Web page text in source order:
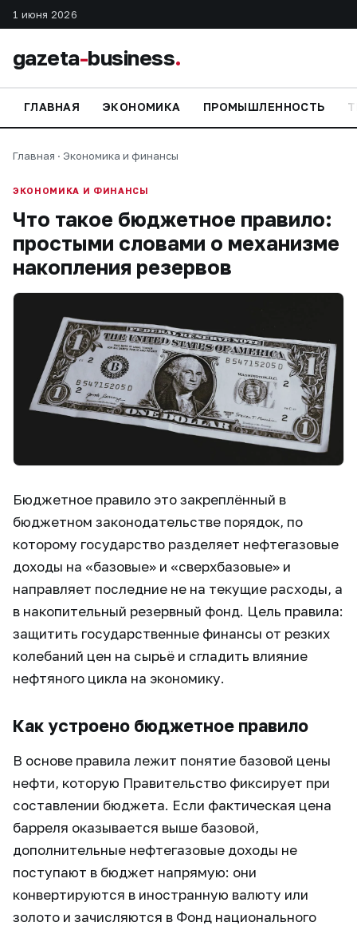
1 июня 2026
gazeta-business.
ГЛАВНАЯ ЭКОНОМИКА ПРОМЫШЛЕННОСТЬ
Главная · Экономика и финансы
ЭКОНОМИКА И ФИНАНСЫ
Что такое бюджетное правило:
простыми словами о механизме
накопления резервов
Бюджетное правило это закреплённый в
бюджетном законодательстве порядок, по
которому государство разделяет нефтегазовые
доходы на «базовые» и «сверхбазовые» и
направляет последние не на текущие расходы, а
в накопительный резервный фонд. Цель правила:
защитить государственные финансы от резких
колебаний цен на сырьё и сгладить влияние
нефтяного цикла на экономику.
Как устроено бюджетное правило
В основе правила лежит понятие базовой цены
нефти, которую Правительство фиксирует при
составлении бюджета. Если фактическая цена
барреля оказывается выше базовой,
дополнительные нефтегазовые доходы не
поступают в бюджет напрямую: они
конвертируются в иностранную валюту или
золото и зачисляются в Фонд национального